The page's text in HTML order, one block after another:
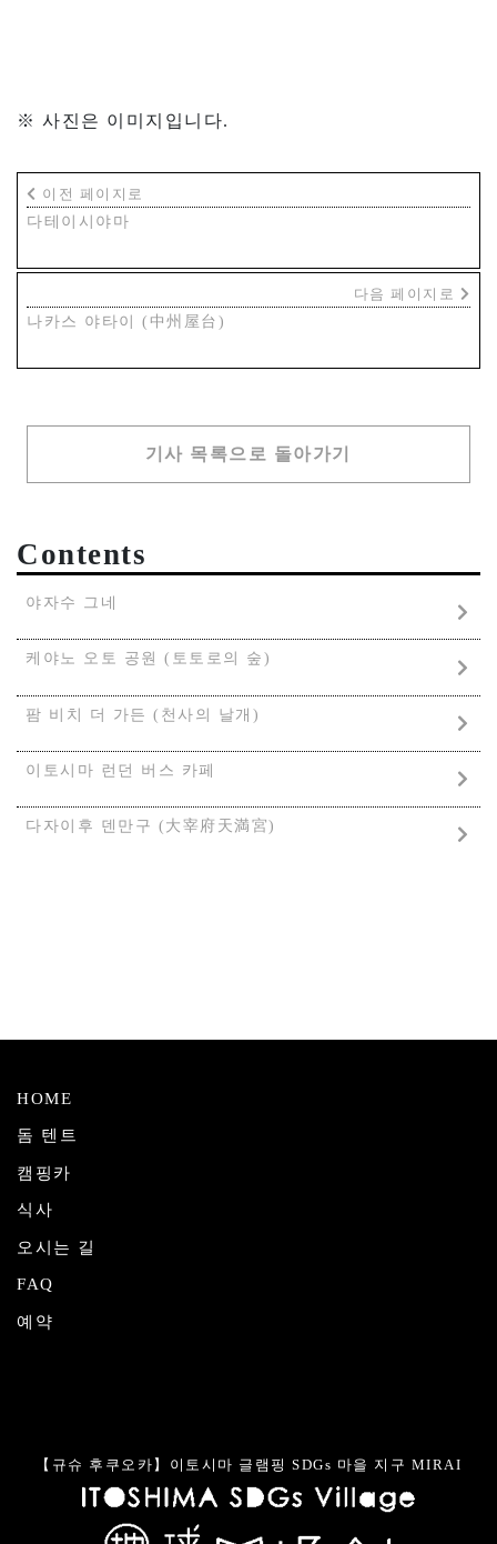
※ 사진은 이미지입니다.
이전 페이지로
다테이시야마
다음 페이지로
나카스 야타이 (中州屋台)
기사 목록으로 돌아가기
Contents
야자수 그네
케야노 오토 공원 (토토로의 숲)
팜 비치 더 가든 (천사의 날개)
이토시마 런던 버스 카페
다자이후 덴만구 (大宰府天満宮)
【규슈 후쿠오카】이토시마 글램핑 SDGs 마을 지구 MIRAI
HOME
돔 텐트
캠핑카
식사
오시는 길
FAQ
예약